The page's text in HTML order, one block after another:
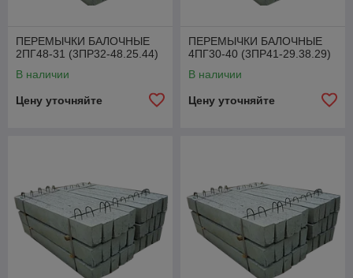
ПЕРЕМЫЧКИ БАЛОЧНЫЕ
2ПГ48-31 (3ПР32-48.25.44)
В наличии
Цену уточняйте
ПЕРЕМЫЧКИ БАЛОЧНЫЕ
4ПГ30-40 (3ПР41-29.38.29)
В наличии
Цену уточняйте